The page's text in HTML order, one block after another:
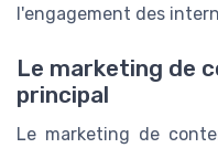
l'engagement des
Le marketing de
principal
Le marketing de